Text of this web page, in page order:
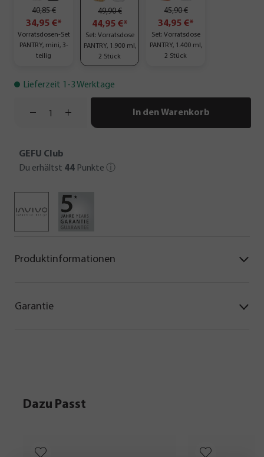
40,85 €
34,95 €*
Vorratsdosen-Set
PANTRY, mini, 3-
teilig
49,90 €
44,95 €*
Set: Vorratsdose
PANTRY, 1.900 ml,
2 Stück
45,90 €
34,95 €*
Set: Vorratsdose
PANTRY, 1.400 ml,
2 Stück
Lieferzeit 1-3 Werktage
In den Warenkorb
GEFU Club
Du erhältst 44 Punkte ⓘ
Produktinformationen
Garantie
Dazu Passt